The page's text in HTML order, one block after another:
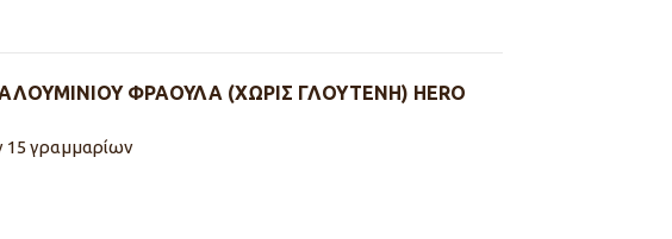
ΦΡΑΟΥΛΑ (ΧΩΡΙΣ ΓΛΟΥΤΕΝΗ) HERO
15 γραμμαρίων